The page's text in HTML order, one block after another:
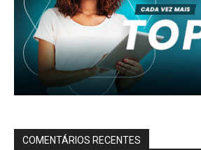
COMENTÁRIOS RECENTES